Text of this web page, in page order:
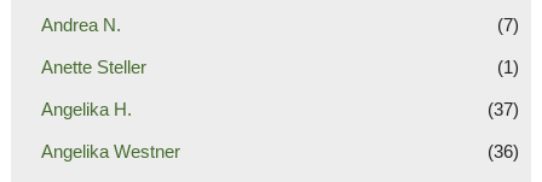
Andrea N. (7)
Anette Steller (1)
Angelika H. (37)
Angelika Westner (36)